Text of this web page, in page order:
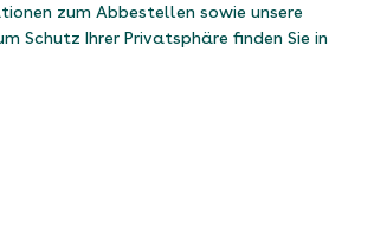
zum Abbestellen sowie unsere
Schutz Ihrer Privatsphäre finden Sie in